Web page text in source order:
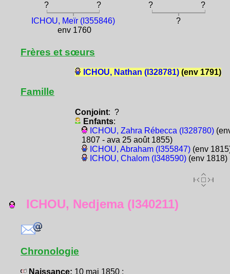
? ? ?
?
ICHOU, Meïr (I355846)
env 1760
?
Frères et sœurs
ICHOU, Nathan (I328781)(env 1791)
Famille
Conjoint: ?
Enfants:
ICHOU, Zahra Rébecca (I328780)
1807 - ava 25 août 1855)
ICHOU, Abraham (I355847)(env
ICHOU, Chalom (I348590)(env 1818)
ICHOU, Nedjema (I340211)
Chronologie
Naissance: 10 mai 1850 :